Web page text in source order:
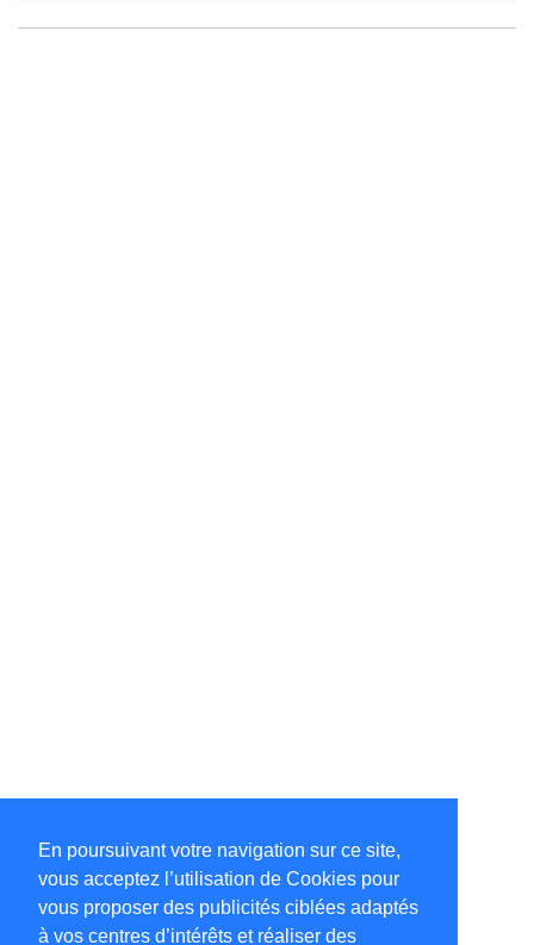
En poursuivant votre navigation sur ce site,
vous acceptez l’utilisation de Cookies pour
vous proposer des publicités ciblées adaptés
à vos centres d’intérêts et réaliser des